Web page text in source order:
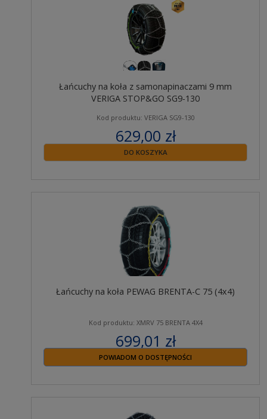
Łańcuchy na koła z samonapinaczami 9 mm
VERIGA STOP&GO SG9-130
Kod produktu: VERIGA SG9-130
629,00 zł
zawiera 23% VAT
DO KOSZYKA
Łańcuchy na koła PEWAG BRENTA-C 75 (4x4)
Kod produktu: XMRV 75 BRENTA 4X4
699,01 zł
zawiera 23% VAT
POWIADOM O DOSTĘPNOŚCI